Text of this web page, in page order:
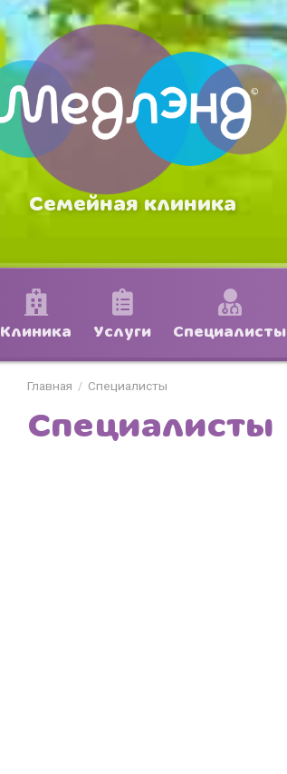
Семейная клиника
Клиника Услуги Специалисты
Главная / Специалисты
Специалисты